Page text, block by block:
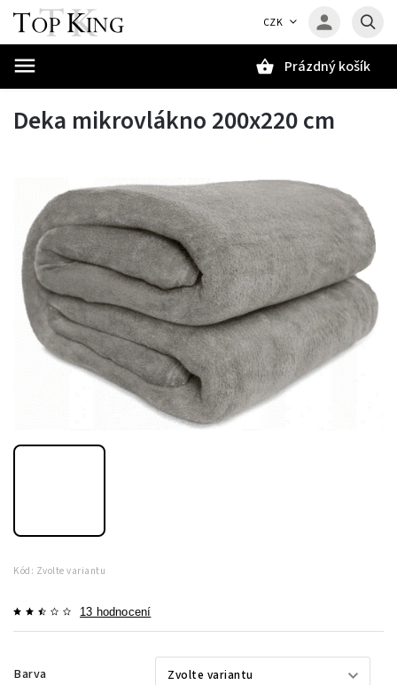
CZK
Prázdný košík
Deka mikrovlákno 200x220 cm
Kód: Zvolte variantu
13 hodnocení
Barva